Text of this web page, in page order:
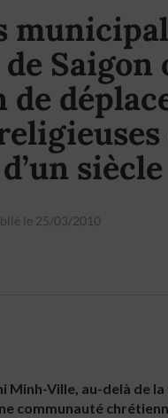
Saigon
de
le 25/03/2010
Ville, au-delà de
communauté